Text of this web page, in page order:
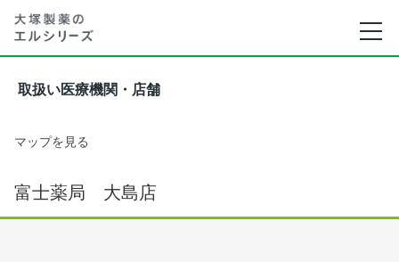
取扱い医療機関・店舗
マップを見る
富士薬局 大島店